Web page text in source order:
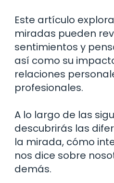
Este artículo
miradas pueden
sentimientos y
así como su
relaciones
profesionales.
A lo largo de las
descubrirás las
la mirada, cómo
nos dice sobre
demás.